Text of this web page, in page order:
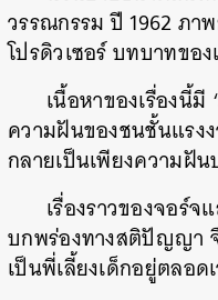
วรรณกรรม ปี 1962ภา
โปรดิวเซอร์บทบาทของ
เนื้อหาของเรื่องนี้มี ‘
ความฝันของชนชั้นแรง
กลายเป็นเพียงความฝั
เรื่องราวของจอร์จ
บกพร่องทางสติปัญญา
เป็นพี่เลี้ยงเด็กอยู่ตลอด